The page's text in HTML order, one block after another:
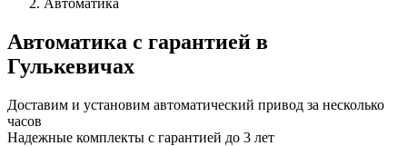
Автоматика с гарантией в
Гулькевичах
Доставим и установим автоматический привод за несколько
часов
Надежные комплекты с гарантией до 3 лет